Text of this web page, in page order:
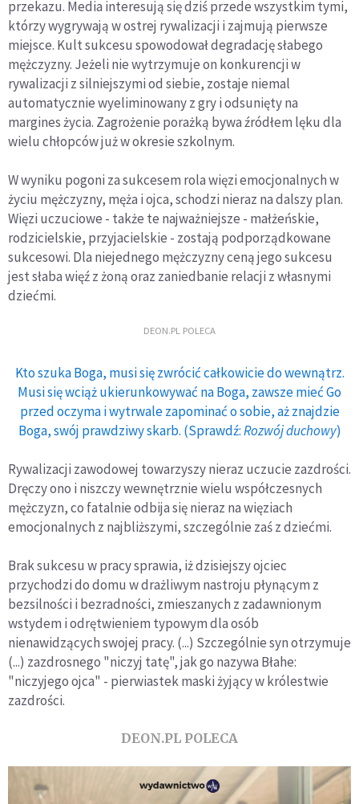
przekazu. Media interesują się dziś przede wszystkim tymi,
którzy wygrywają w ostrej rywalizacji i zajmują pierwsze
miejsce. Kult sukcesu spowodował degradację słabego
mężczyzny. Jeżeli nie wytrzymuje on konkurencji w
rywalizacji z silniejszymi od siebie, zostaje niemal
automatycznie wyeliminowany z gry i odsunięty na
margines życia. Zagrożenie porażką bywa źródłem lęku dla
wielu chłopców już w okresie szkolnym.
W wyniku pogoni za sukcesem rola więzi emocjonalnych w
życiu mężczyzny, męża i ojca, schodzi nieraz na dalszy plan.
Więzi uczuciowe - także te najważniejsze - małżeńskie,
rodzicielskie, przyjacielskie - zostają podporządkowane
sukcesowi. Dla niejednego mężczyzny ceną jego sukcesu
jest słaba więź z żoną oraz zaniedbanie relacji z własnymi
dziećmi.
DEON.PL POLECA
Kto szuka Boga, musi się zwrócić całkowicie do wewnątrz.
Musi się wciąż ukierunkowywać na Boga, zawsze mieć Go
przed oczyma i wytrwale zapominać o sobie, aż znajdzie
Boga, swój prawdziwy skarb. (Sprawdź:Rozwój duchowy)
Rywalizacji zawodowej towarzyszy nieraz uczucie zazdrości.
Dręczy ono i niszczy wewnętrznie wielu współczesnych
mężczyzn, co fatalnie odbija się nieraz na więziach
emocjonalnych z najbliższymi, szczególnie zaś z dziećmi.
Brak sukcesu w pracy sprawia, iż dzisiejszy ojciec
przychodzi do domu w drażliwym nastroju płynącym z
bezsilności i bezradności, zmieszanych z zadawnionym
wstydem i odrętwieniem typowym dla osób
nienawidzących swojej pracy. (...) Szczególnie syn otrzymuje
(...) zazdrosnego "niczyj tatę", jak go nazywa Błahe:
"niczyjego ojca" - pierwiastek maski żyjący w królestwie
zazdrości.
DEON.PL POLECA